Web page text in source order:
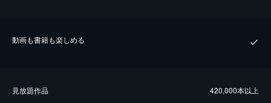
動画も書籍も楽しめる
⾒放題作品 420,000本以上